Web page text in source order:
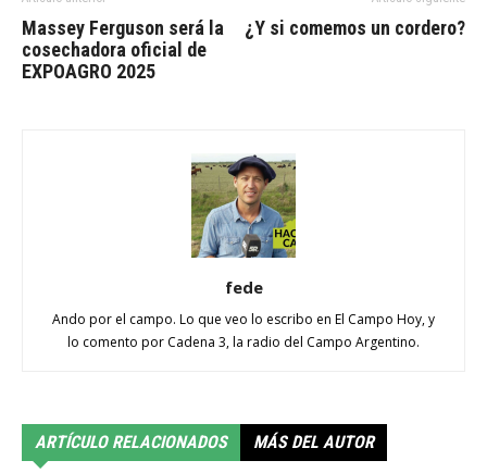
Massey Ferguson será la
cosechadora oficial de
EXPOAGRO 2025
¿Y si comemos un cordero?
fede
Ando por el campo. Lo que veo lo escribo en El Campo Hoy, y
lo comento por Cadena 3, la radio del Campo Argentino.
ARTÍCULO RELACIONADOS MÁS DEL AUTOR